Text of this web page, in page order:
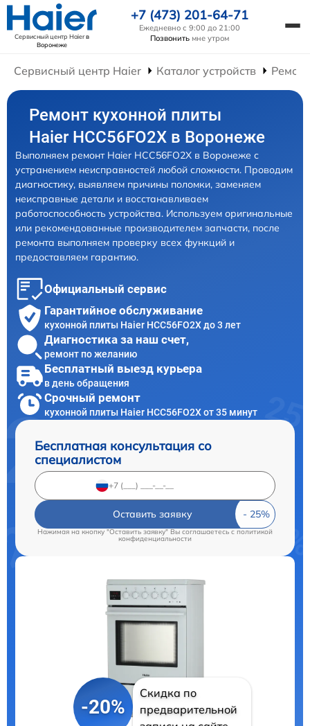
Сервисный центр Haierв
Воронеже
+7 (473) 201-64-71
Ежедневно с 9:00 до 21:00
Позвонить мне утром
Сервисный центр Haier Каталог устройств
Ремонт кухонной плиты
Haier HCC56FO2X в Воронеже
Выполняем ремонт Haier HCC56FO2X в Воронеже с
устранением неисправностей любой сложности. Проводим
диагностику, выявляем причины поломки, заменяем
неисправные детали и восстанавливаем
работоспособность устройства. Используем оригинальные
или рекомендованные производителем запчасти, после
ремонта выполняем проверку всех функций и
предоставляем гарантию.
Официальный сервис
Гарантийное обслуживание
кухонной плиты Haier HCC56FO2X до 3 лет
Диагностика за наш счет,
ремонт по желанию
Бесплатный выезд курьера
в день обращения
Срочный ремонт
кухонной плиты Haier HCC56FO2X от 35 минут
Бесплатная консультация со
специалистом
Оставить заявку
Нажимая на кнопку "Оставить заявку" Вы соглашаетесь cполитикой
конфиденциальности
-20%
Скидка по
предварительной